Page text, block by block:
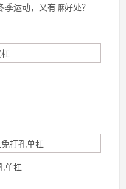
季运动，又有嘛好处？
单杠